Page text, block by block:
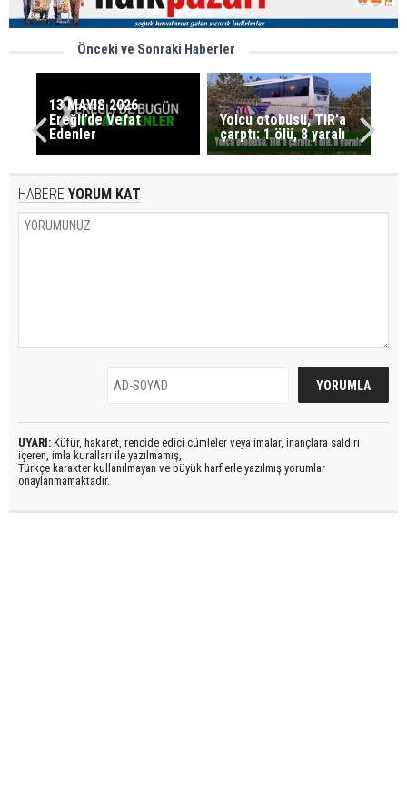
Önceki ve Sonraki Haberler
13 MAYIS 2026
Ereğli’de Vefat
Edenler
Yolcu otobüsü, TIR'a
çarptı: 1 ölü, 8 yaralı
HABERE YORUM KAT
UYARI: Küfür, hakaret, rencide edici cümleler veya imalar, inançlara saldırı
içeren, imla kuralları ile yazılmamış,
Türkçe karakter kullanılmayan ve büyük harflerle yazılmış yorumlar
onaylanmamaktadır.